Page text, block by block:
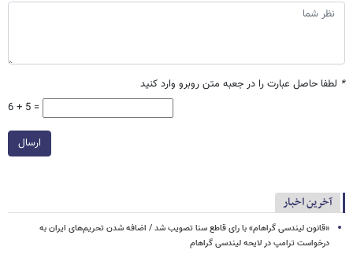
* لطفا حاصل عبارت را در جعبه متن روبرو وارد کنید
6 + 5 =
ارسال
آخرین اخبار
«قانون لیندسی گراهام» با رای قاطع سنا تصویب شد / اضافه شدن تحریم‌های ایران به
درخواست ترامپ در لایحه لیندسی گراهام